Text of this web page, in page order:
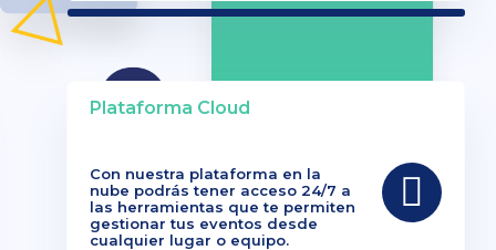
Plataforma Cloud
Con nuestra plataforma en la
nube podrás tener acceso 24/7 a
las herramientas que te permiten
gestionar tus eventos desde
cualquier lugar o equipo.